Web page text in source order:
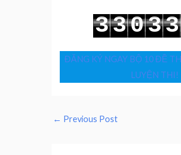
3
4
3
4
0
1
3
4
3
4
ĐĂNG KÝ NGAY BỘ 10 ĐỀ
LUYỆN THI!
← Previous Post